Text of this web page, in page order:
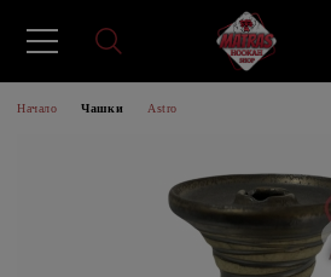
Начало Чашки Astro